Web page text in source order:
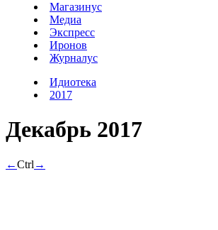
Магазинус
Медиа
Экспресс
Иронов
Журналус
Идиотека
2017
Декабрь 2017
←Ctrl →